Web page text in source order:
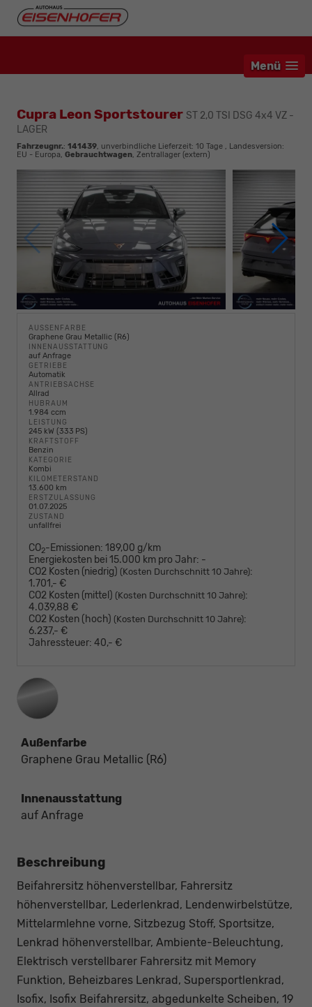
Menü
Cupra Leon Sportstourer ST 2,0 TSI DSG 4x4 VZ -
LAGER
Fahrzeugnr.: 141439, unverbindliche Lieferzeit: 10 Tage , Landesversion:
EU - Europa, Gebrauchtwagen, Zentrallager (extern)
AUSSENFARBE
Graphene Grau Metallic (R6)
INNENAUSSTATTUNG
auf Anfrage
GETRIEBE
Automatik
ANTRIEBSACHSE
Allrad
HUBRAUM
1.984 ccm
LEISTUNG
245 kW (333 PS)
KRAFTSTOFF
Benzin
KATEGORIE
Kombi
KILOMETERSTAND
13.600 km
ERSTZULASSUNG
01.07.2025
ZUSTAND
unfallfrei
CO2-Emissionen: 189,00 g/km
Energiekosten bei 15.000 km pro Jahr: -
CO2 Kosten (niedrig) (Kosten Durchschnitt 10 Jahre):
1.701,- €
CO2 Kosten (mittel) (Kosten Durchschnitt 10 Jahre):
4.039,88 €
CO2 Kosten (hoch) (Kosten Durchschnitt 10 Jahre):
6.237,- €
Jahressteuer: 40,- €
Außenfarbe
Graphene Grau Metallic (R6)
Innenausstattung
auf Anfrage
Beschreibung
Beifahrersitz höhenverstellbar, Fahrersitz
höhenverstellbar, Lederlenkrad, Lendenwirbelstütze,
Mittelarmlehne vorne, Sitzbezug Stoff, Sportsitze,
Lenkrad höhenverstellbar, Ambiente-Beleuchtung,
Elektrisch verstellbarer Fahrersitz mit Memory
Funktion, Beheizbares Lenkrad, Supersportlenkrad,
Isofix, Isofix Beifahrersitz, abgedunkelte Scheiben, 19